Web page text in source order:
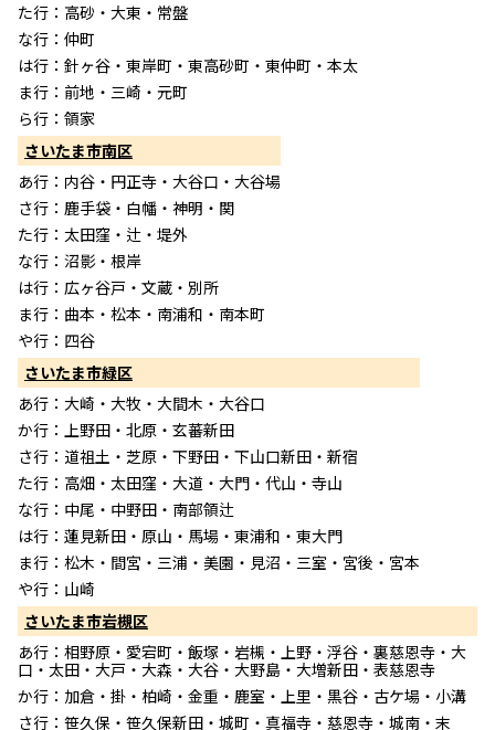
た行：高砂・大東・常盤
な行：仲町
は行：針ヶ谷・東岸町・東高砂町・東仲町・本太
ま行：前地・三崎・元町
ら行：領家
さいたま市南区
あ行：内谷・円正寺・大谷口・大谷場
さ行：鹿手袋・白幡・神明・関
た行：太田窪・辻・堤外
な行：沼影・根岸
は行：広ヶ谷戸・文蔵・別所
ま行：曲本・松本・南浦和・南本町
や行：四谷
さいたま市緑区
あ行：大崎・大牧・大間木・大谷口
か行：上野田・北原・玄蕃新田
さ行：道祖土・芝原・下野田・下山口新田・新宿
た行：高畑・太田窪・大道・大門・代山・寺山
な行：中尾・中野田・南部領辻
は行：蓮見新田・原山・馬場・東浦和・東大門
ま行：松木・間宮・三浦・美園・見沼・三室・宮後・宮本
や行：山崎
さいたま市岩槻区
あ行：相野原・愛宕町・飯塚・岩槻・上野・浮谷・裏慈恩寺・大
口・太田・大戸・大森・大谷・大野島・大増新田・表慈恩寺
か行：加倉・掛・柏崎・金重・鹿室・上里・黒谷・古ケ場・小溝
さ行：笹久保・笹久保新田・城町・真福寺・慈恩寺・城南・末